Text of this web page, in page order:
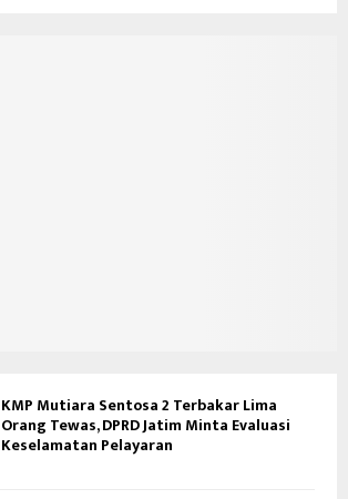
KMP Mutiara Sentosa 2 Terbakar Lima
Orang Tewas, DPRD Jatim Minta Evaluasi
Keselamatan Pelayaran